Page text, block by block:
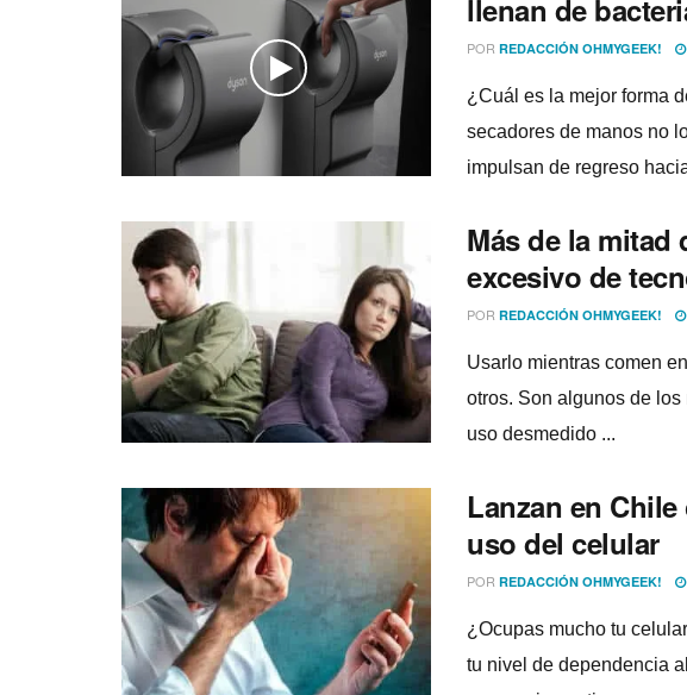
llenan de
POR REDACCIÓN OHMYGEEK!
¿Cuál es la mejor forma
secadores de manos no
impulsan de regreso
Más de la mitad
excesivo de
POR REDACCIÓN OHMYGEEK!
Usarlo mientras comen
otros. Son algunos de
uso desmedido ...
Lanzan en
uso del celular
POR REDACCIÓN OHMYGEEK!
¿Ocupas mucho tu
tu nivel de dependencia